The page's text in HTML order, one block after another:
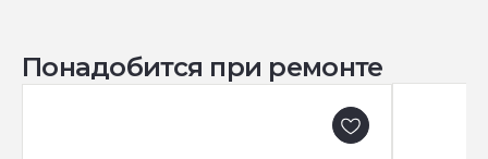
Понадобится при ремонте